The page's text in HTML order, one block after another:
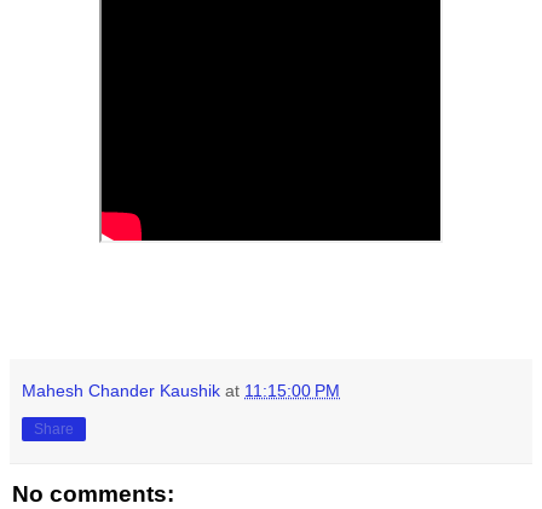
Mahesh Chander Kaushik at 11:15:00 PM
Share
No comments: